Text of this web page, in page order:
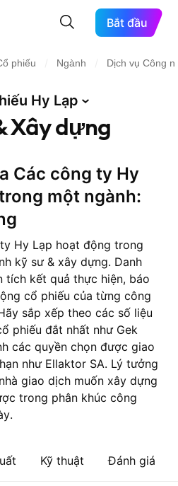
Bắt đầu
phiếu Ngành Dịch vụ Công
Hy Lạp
Xây dựng
một ngành:
Hy Lạp hoạt động trong
kỹ sư & xây dựng. Danh
tích kết quả thực hiện, báo
cổ phiếu của từng công
sắp xếp theo các số liệu
phiếu đắt nhất như Gek
các quyền chọn được giao
như Ellaktor SA. Lý tưởng
giao dịch muốn xây dựng
trong phân khúc công
Kỹ thuật Đánh giá